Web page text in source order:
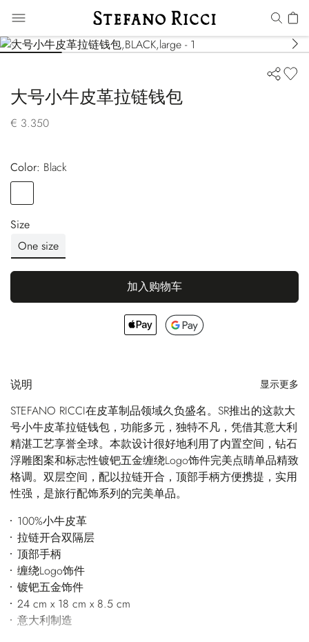
大号小牛皮革拉链钱包
€ 3.350
Color:
black
Size
One size
加入购物车
说明 显示更多
STEFANO RICCI在皮革制品领域久负盛名。SR推出的这款大
号小牛皮革拉链钱包，功能多元，独特不凡，凭借其意大利
精湛工艺享誉全球。本款设计很好地利用了内置空间，钻石
浮雕图案和标志性镀钯五金缠绕Logo饰件完美点睛单品精致
格调。双层空间，配以拉链开合，顶部手柄方便携提，实用
性强，是旅行配饰系列的完美单品。
100%小牛皮革
拉链开合双隔层
顶部手柄
缠绕Logo饰件
镀钯五金饰件
24 cm x 18 cm x 8.5 cm
意大利制造